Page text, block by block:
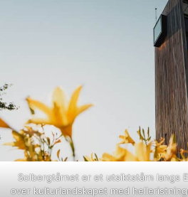
Solbergtårnet er et utsiktstårn langs
over kulturlandskapet med